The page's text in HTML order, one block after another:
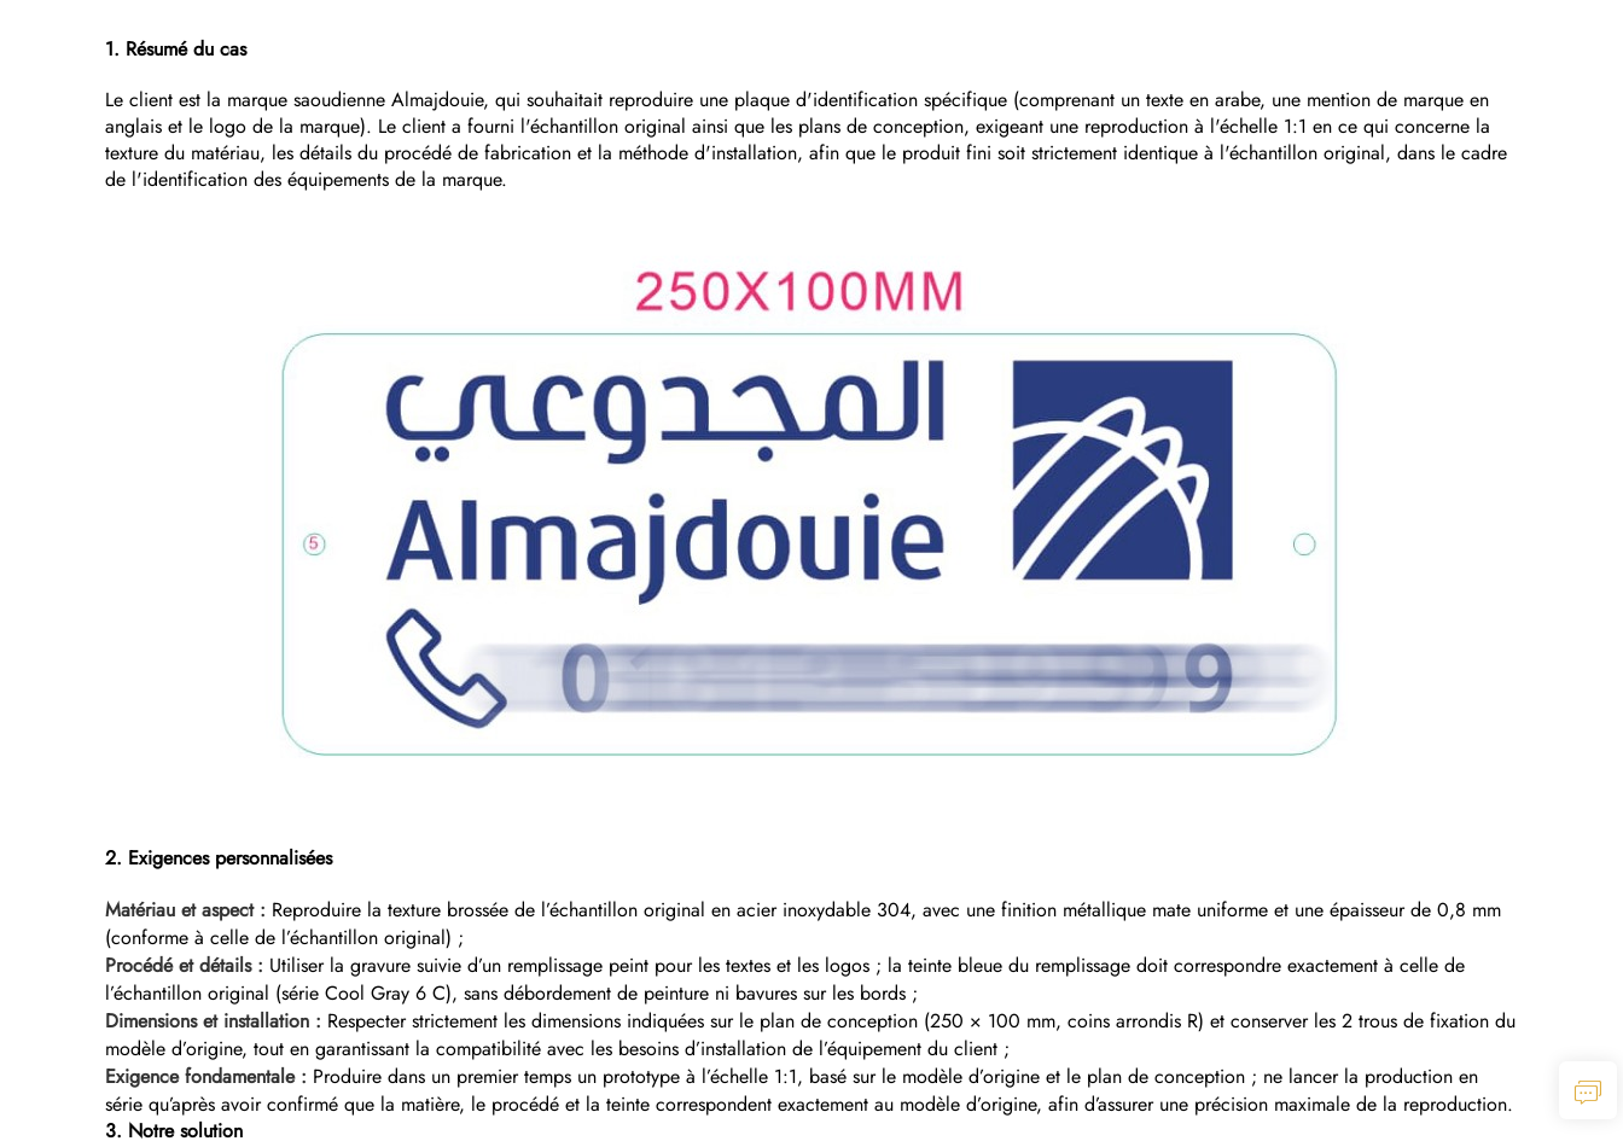
1. Résumé du cas
Le client est la marque saoudienne Almajdouie, qui souhaitait reproduire une plaque d'identification spécifique (comprenant un texte en arabe, une mention de marque en
anglais et le logo de la marque). Le client a fourni l'échantillon original ainsi que les plans de conception, exigeant une reproduction à l'échelle 1:1 en ce qui concerne la
texture du matériau, les détails du procédé de fabrication et la méthode d'installation, afin que le produit fini soit strictement identique à l'échantillon original, dans le cadre
de l'identification des équipements de la marque.
2. Exigences personnalisées
Matériau et aspect : Reproduire la texture brossée de l’échantillon original en acier inoxydable 304, avec une finition métallique mate uniforme et une épaisseur de 0,8 mm
(conforme à celle de l’échantillon original) ;
Procédé et détails : Utiliser la gravure suivie d’un remplissage peint pour les textes et les logos ; la teinte bleue du remplissage doit correspondre exactement à celle de
l’échantillon original (série Cool Gray 6 C), sans débordement de peinture ni bavures sur les bords ;
Dimensions et installation : Respecter strictement les dimensions indiquées sur le plan de conception (250 × 100 mm, coins arrondis R) et conserver les 2 trous de fixation du
modèle d’origine, tout en garantissant la compatibilité avec les besoins d’installation de l’équipement du client ;
Exigence fondamentale : Produire dans un premier temps un prototype à l’échelle 1:1, basé sur le modèle d’origine et le plan de conception ; ne lancer la production en
série qu’après avoir confirmé que la matière, le procédé et la teinte correspondent exactement au modèle d’origine, afin d’assurer une précision maximale de la reproduction.
3. Notre solution